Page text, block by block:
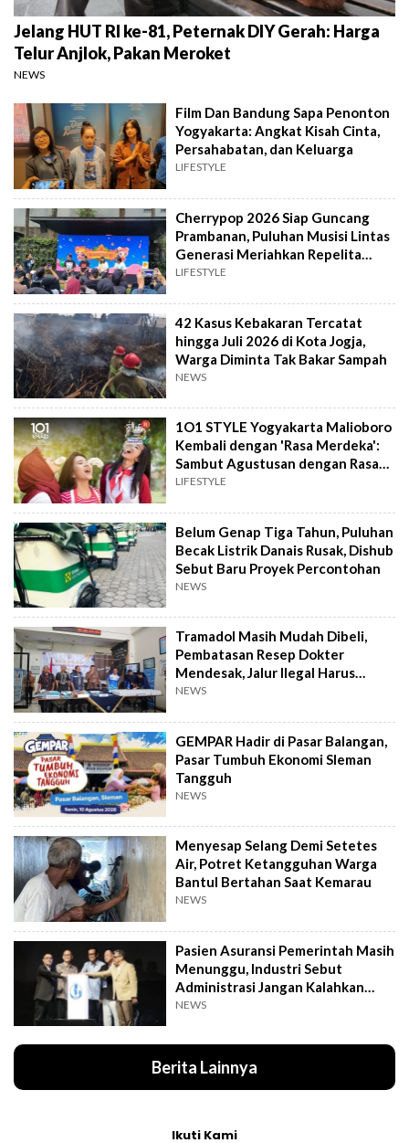
Jelang HUT RI ke-81, Peternak DIY Gerah: Harga
Telur Anjlok, Pakan Meroket
NEWS
Film Dan Bandung Sapa Penonton
Yogyakarta: Angkat Kisah Cinta,
Persahabatan, dan Keluarga
LIFESTYLE
Cherrypop 2026 Siap Guncang
Prambanan, Puluhan Musisi Lintas
Generasi Meriahkan Repelita
Musik
LIFESTYLE
42 Kasus Kebakaran Tercatat
hingga Juli 2026 di Kota Jogja,
Warga Diminta Tak Bakar Sampah
NEWS
1O1 STYLE Yogyakarta Malioboro
Kembali dengan 'Rasa Merdeka':
Sambut Agustusan dengan Rasa
dan Tawa
LIFESTYLE
Belum Genap Tiga Tahun, Puluhan
Becak Listrik Danais Rusak, Dishub
Sebut Baru Proyek Percontohan
NEWS
Tramadol Masih Mudah Dibeli,
Pembatasan Resep Dokter
Mendesak, Jalur Ilegal Harus
Distop
NEWS
GEMPAR Hadir di Pasar Balangan,
Pasar Tumbuh Ekonomi Sleman
Tangguh
NEWS
Menyesap Selang Demi Setetes
Air, Potret Ketangguhan Warga
Bantul Bertahan Saat Kemarau
NEWS
Pasien Asuransi Pemerintah Masih
Menunggu, Industri Sebut
Administrasi Jangan Kalahkan
Kemanusiaan
NEWS
Berita Lainnya
Ikuti Kami